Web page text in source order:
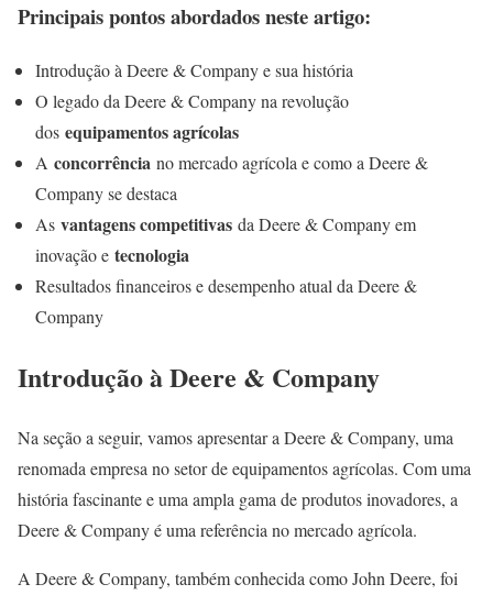
Principais pontos abordados neste artigo:
Introdução à Deere & Company e sua história
O legado da Deere & Company na revolução
dos equipamentos agrícolas
A concorrência no mercado agrícola e como a Deere &
Company se destaca
As vantagens competitivas da Deere & Company em
inovação e tecnologia
Resultados financeiros e desempenho atual da Deere &
Company
Introdução à Deere & Company
Na seção a seguir, vamos apresentar a Deere & Company, uma
renomada empresa no setor de equipamentos agrícolas. Com uma
história fascinante e uma ampla gama de produtos inovadores, a
Deere & Company é uma referência no mercado agrícola.
A Deere & Company, também conhecida como John Deere, foi